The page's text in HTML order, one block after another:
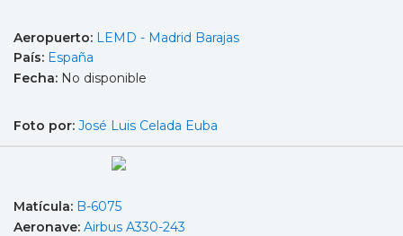
Aeropuerto: LEMD - Madrid Barajas
País: España
Fecha: No disponible
Foto por: José Luis Celada Euba
Matícula: B-6075
Aeronave: Airbus A330-243